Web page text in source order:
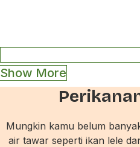
Show More
Mungkin kamu belum
air tawar seperti ikan lele